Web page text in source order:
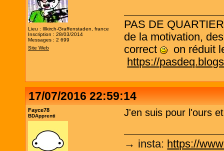
Lieu : Illkirch-Graffenstaden, france
Inscription : 28/03/2014
Messages : 2 699
Site Web
PAS DE
de la motivation,
correct
on réduit
https://
17/07/2016 22:59:14
Fayce78
BDApprenti J'en suis pour l'ours
→ insta: https://